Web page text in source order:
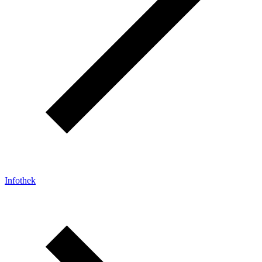
Infothek